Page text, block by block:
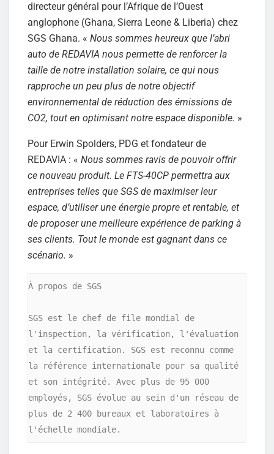
directeur général pour l’Afrique de l’Ouest
anglophone (Ghana, Sierra Leone & Liberia) chez
SGS Ghana. « Nous sommes heureux que l’abri
auto de REDAVIA nous permette de renforcer la
taille de notre installation solaire, ce qui nous
rapproche un peu plus de notre objectif
environnemental de réduction des émissions de
CO2, tout en optimisant notre espace disponible. »
Pour Erwin Spolders, PDG et fondateur de
REDAVIA : « Nous sommes ravis de pouvoir offrir
ce nouveau produit. Le FTS-40CP permettra aux
entreprises telles que SGS de maximiser leur
espace, d’utiliser une énergie propre et rentable, et
de proposer une meilleure expérience de parking à
ses clients. Tout le monde est gagnant dans ce
scénario. »
À propos de SGS
SGS est le chef de file mondial de
l'inspection, la vérification, l'évaluation
et la certification. SGS est reconnu comme
la référence internationale pour sa qualité
et son intégrité. Avec plus de 95 000
employés, SGS évolue au sein d'un réseau de
plus de 2 400 bureaux et laboratoires à
l'échelle mondiale.